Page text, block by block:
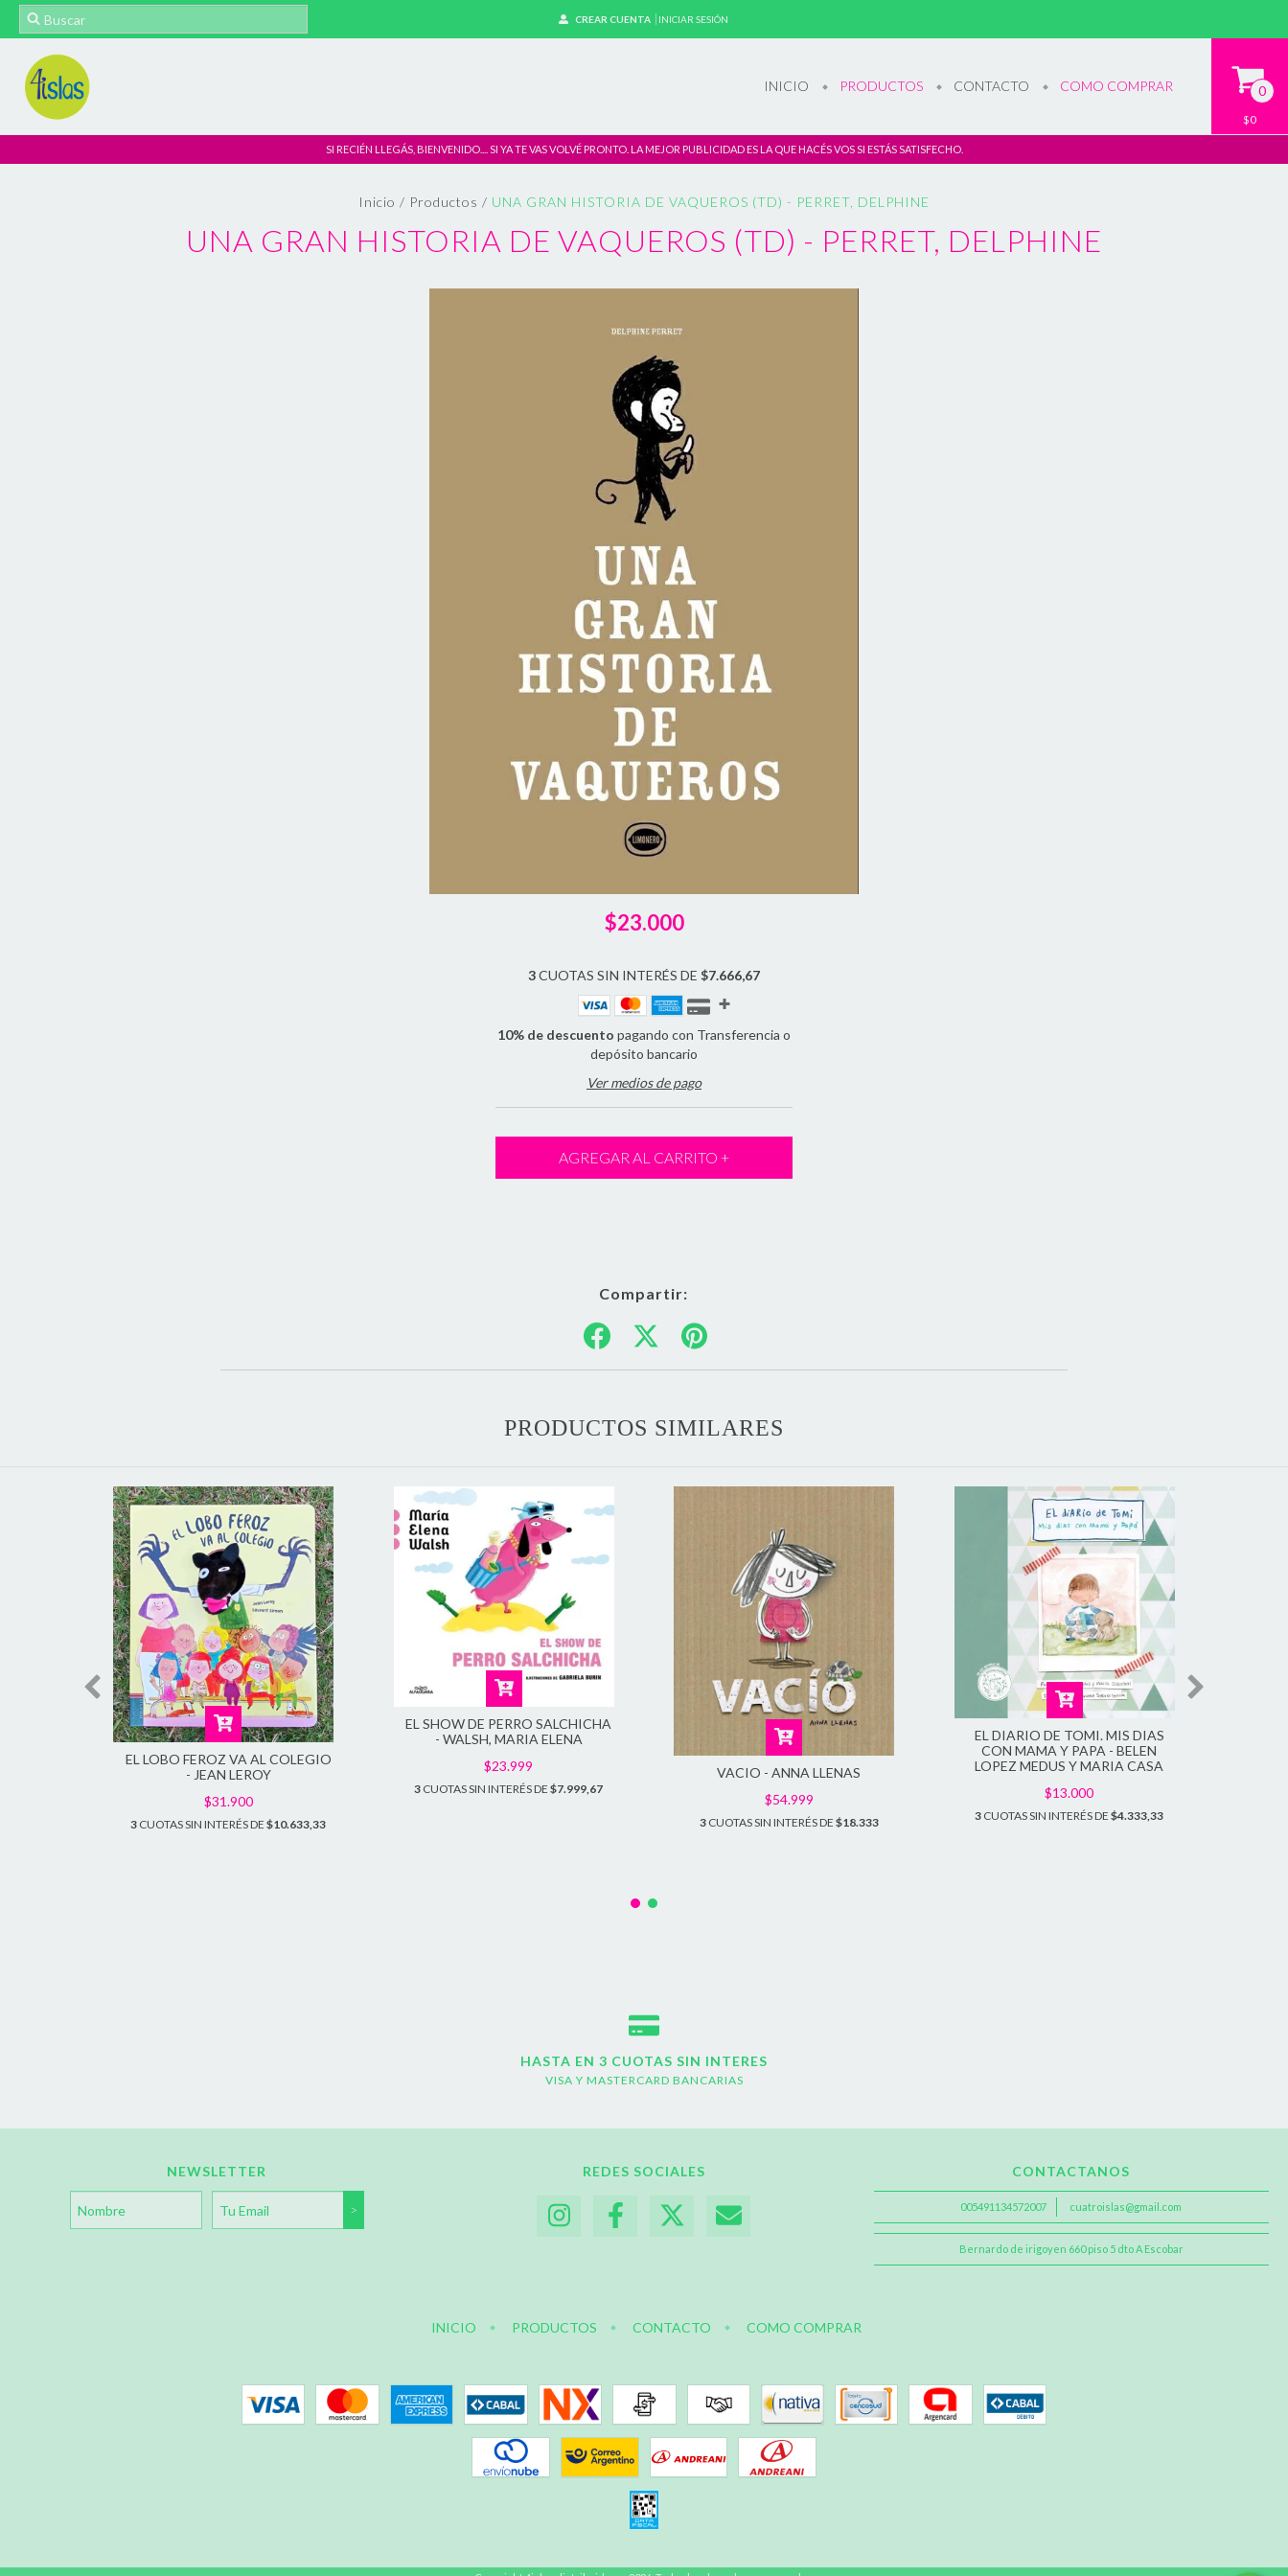
CREAR CUENTA INICIAR SESIÓN
INICIO PRODUCTOS CONTACTO COMO COMPRAR 0
$0
SI RECIÉN LLEGÁS, BIENVENIDO.... SI YA TE VAS VOLVÉ PRONTO. LA MEJOR PUBLICIDAD ES LA QUE HACÉS VOS SI ESTÁS SATISFECHO.
Inicio / Productos / UNA GRAN HISTORIA DE VAQUEROS (TD) - PERRET, DELPHINE
UNA GRAN HISTORIA DE VAQUEROS (TD) - PERRET, DELPHINE
$23.000
3CUOTAS SIN INTERÉS DE $7.666,67
10% de descuento pagando con Transferencia o
depósito bancario
Ver medios de pago
Compartir:
PRODUCTOS SIMILARES
EL LOBO FEROZ VA AL COLEGIO
- JEAN LEROY
$31.900
3 CUOTAS SIN INTERÉS DE$10.633,33
EL SHOW DE PERRO SALCHICHA
- WALSH, MARIA ELENA
$23.999
3 CUOTAS SIN INTERÉS DE$7.999,67
VACIO - ANNA LLENAS
$54.999
3CUOTAS SIN INTERÉS DE $18.333
EL DIARIO DE TOMI. MIS DIAS
CON MAMA Y PAPA - BELEN
LOPEZ MEDUS Y MARIA CASA
$13.000
3 CUOTAS SIN INTERÉS DE$4.333,33
HASTA EN 3 CUOTAS SIN INTERES
VISA Y MASTERCARD BANCARIAS
NEWSLETTER REDES SOCIALES CONTACTANOS
005491134572007 cuatroislas@gmail.com
Bernardo de irigoyen 660 piso 5 dto A Escobar
INICIO PRODUCTOS CONTACTO COMO COMPRAR